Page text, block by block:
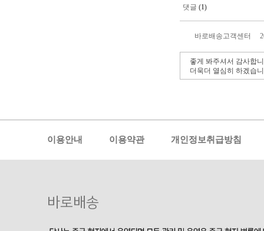
댓글 (1)
바로배송고객센터
좋게 봐주셔서 감사합
더욱더 열심히 하겠습
이용안내 이용약관 개인정보취급방침
바로배송